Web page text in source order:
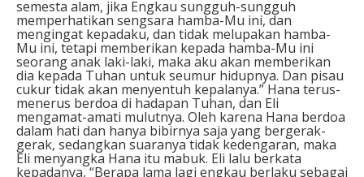
semesta alam, jika Engkau sungguh-sungguh
memperhatikan sengsara hamba-Mu ini, dan
mengingat kepadaku, dan tidak melupakan hamba-
Mu ini, tetapi memberikan kepada hamba-Mu ini
seorang anak laki-laki, maka aku akan memberikan
dia kepada Tuhan untuk seumur hidupnya. Dan pisau
cukur tidak akan menyentuh kepalanya.” Hana terus-
menerus berdoa di hadapan Tuhan, dan Eli
mengamat-amati mulutnya. Oleh karena Hana berdoa
dalam hati dan hanya bibirnya saja yang bergerak-
gerak, sedangkan suaranya tidak kedengaran, maka
Eli menyangka Hana itu mabuk. Eli lalu berkata
kepadanya, “Berapa lama lagi engkau berlaku sebagai